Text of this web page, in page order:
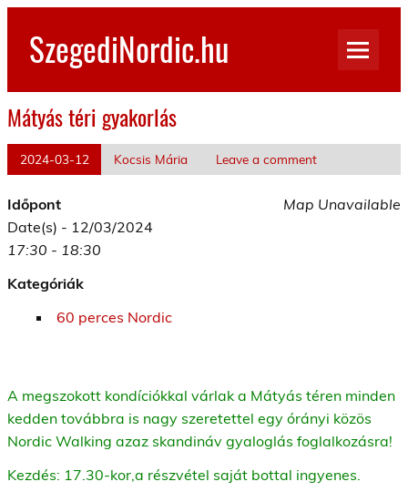
Skip
contentSzegediNordic.hu
Mátyás téri gyakorlás
2024-03-12 Kocsis Mária Leave a comment
Map Unavailable
Időpont
Date(s) - 12/03/2024
17:30 - 18:30
Kategóriák
60 perces Nordic
A megszokott kondíciókkal várlak a Mátyás téren minden
kedden továbbra is nagy szeretettel egy órányi közös
Nordic Walking azaz skandináv gyaloglás foglalkozásra!
Kezdés: 17.30-kor,a részvétel saját bottal ingyenes.